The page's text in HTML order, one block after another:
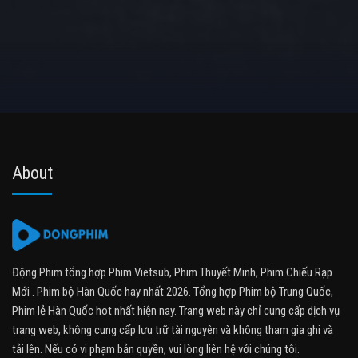
About
Động Phim tổng hợp Phim Vietsub, Phim Thuyết Minh, Phim Chiếu Rạp
Mới . Phim bộ Hàn Quốc hay nhất 2026. Tổng hợp Phim bộ Trung Quốc,
Phim lẻ Hàn Quốc hot nhất hiện nay. Trang web này chỉ cung cấp dịch vụ
trang web, không cung cấp lưu trữ tài nguyên và không tham gia ghi và
tải lên. Nếu có vi phạm bản quyền, vui lòng liên hệ với chúng tôi.